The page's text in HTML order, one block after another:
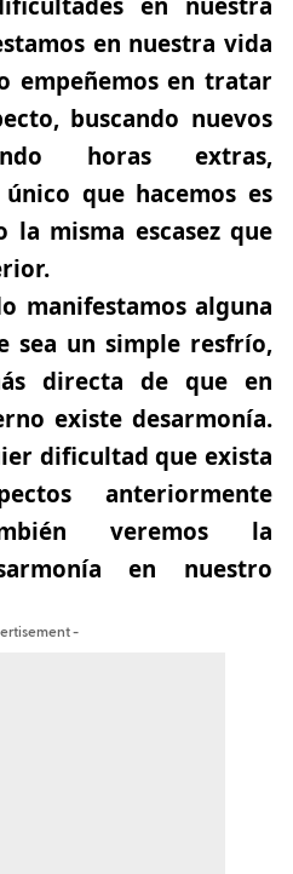
en nuestra vida
empeñemos en tratar
buscando nuevos
horas extras,
que hacemos es
la misma escasez que
manifestamos alguna
sea un simple resfrío,
directa de que en
existe desarmonía.
dificultad que exista
anteriormente
veremos la
en nuestro
-